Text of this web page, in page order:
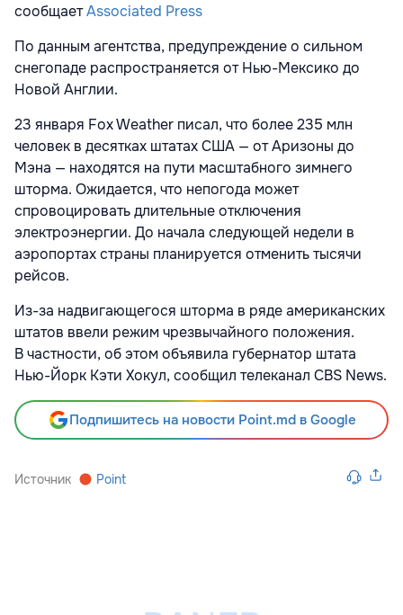
сообщаетAssociated Press
По данным агентства, предупреждение о сильном
снегопаде распространяется от Нью-Мексико до
Новой Англии.
23 января Fox Weather писал, что более 235 млн
человек в десятках штатах США — от Аризоны до
Мэна — находятся на пути масштабного зимнего
шторма. Ожидается, что непогода может
спровоцировать длительные отключения
электроэнергии. До начала следующей недели в
аэропортах страны планируется отменить тысячи
рейсов.
Из-за надвигающегося шторма в ряде американских
штатов ввели режим чрезвычайного положения.
В частности, об этом объявила губернатор штата
Нью-Йорк Кэти Хокул, сообщил телеканал CBS News.
Подпишитесь на новости Point.md в Google
Источник Point